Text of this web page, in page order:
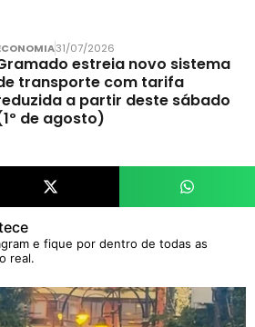
31/07/2026
estreia novo sistema
transporte com tarifa
a partir deste sábado
de agosto)
e fique por dentro de todas as
real.